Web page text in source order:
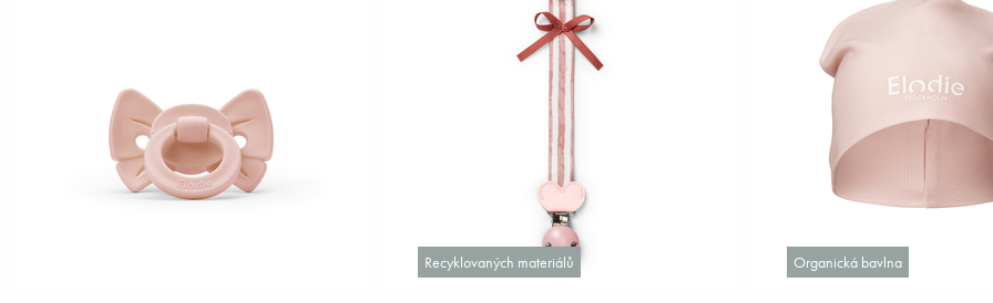
Recyklovaných materiálů Organická bavlna